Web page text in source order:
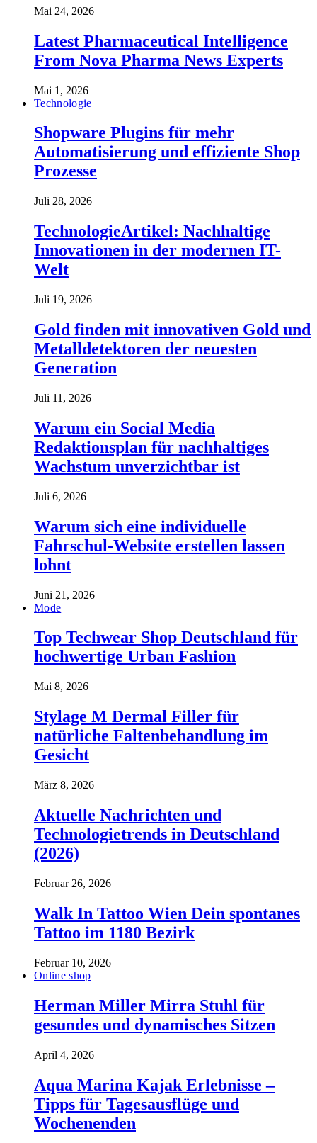
Mai 24, 2026
Latest Pharmaceutical Intelligence
From Nova Pharma News Experts
Mai 1, 2026
Technologie
Shopware Plugins für mehr
Automatisierung und effiziente Shop
Prozesse
Juli 28, 2026
TechnologieArtikel: Nachhaltige
Innovationen in der modernen IT-
Welt
Juli 19, 2026
Gold finden mit innovativen Gold und
Metalldetektoren der neuesten
Generation
Juli 11, 2026
Warum ein Social Media
Redaktionsplan für nachhaltiges
Wachstum unverzichtbar ist
Juli 6, 2026
Warum sich eine individuelle
Fahrschul-Website erstellen lassen
lohnt
Juni 21, 2026
Mode
Top Techwear Shop Deutschland für
hochwertige Urban Fashion
Mai 8, 2026
Stylage M Dermal Filler für
natürliche Faltenbehandlung im
Gesicht
März 8, 2026
Aktuelle Nachrichten und
Technologietrends in Deutschland
(2026)
Februar 26, 2026
Walk In Tattoo Wien Dein spontanes
Tattoo im 1180 Bezirk
Februar 10, 2026
Online shop
Herman Miller Mirra Stuhl für
gesundes und dynamisches Sitzen
April 4, 2026
Aqua Marina Kajak Erlebnisse –
Tipps für Tagesausflüge und
Wochenenden